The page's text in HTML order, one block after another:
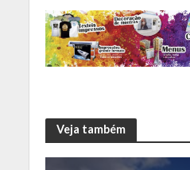
Veja também